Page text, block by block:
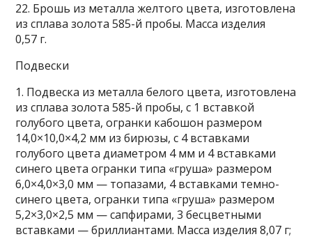
22. Брошь из металла желтого цвета, изготовлена
из сплава золота 585-й пробы. Масса изделия
0,57 г.
Подвески
1. Подвеска из металла белого цвета, изготовлена
из сплава золота 585-й пробы, с 1 вставкой
голубого цвета, огранки кабошон размером
14,0×10,0×4,2 мм из бирюзы, с 4 вставками
голубого цвета диаметром 4 мм и 4 вставками
синего цвета огранки типа «груша» размером
6,0×4,0×3,0 мм — топазами, 4 вставками темно-
синего цвета, огранки типа «груша» размером
5,2×3,0×2,5 мм — сапфирами, 3 бесцветными
вставками — бриллиантами. Масса изделия 8,07 г;